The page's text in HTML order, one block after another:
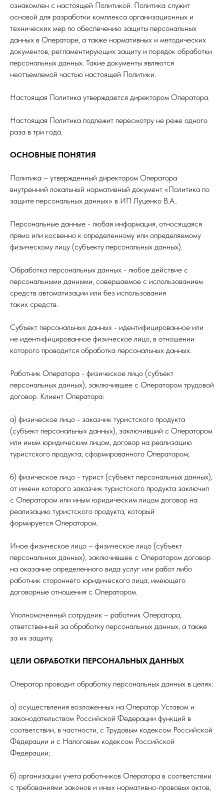
ознакомлен с настоящей Политикой. Политика служит
основой для разработки комплекса организационных и
технических мер по обеспечению защиты персональных
данных в Операторе, а также нормативных и методических
документов, регламентирующих защиту и порядок обработки
персональных данных. Такие документы являются
неотъемлемой частью настоящей Политики.
Настоящая Политика утверждается директором Оператора.
Настоящая Политика подлежит пересмотру не реже одного
раза в три года.
ОСНОВНЫЕ ПОНЯТИЯ
Политика – утвержденный директором Оператора
внутренний локальный нормативный документ «Политика по
защите персональных данных» в ИП Луценко В.А..
Персональные данные - любая информация, относящаяся
прямо или косвенно к определенному или определяемому
физическому лицу (субъекту персональных данных).
Обработка персональных данных - любое действие с
персональными данными, совершаемое с использованием
средств автоматизации или без использования
таких средств.
Субъект персональных данных - идентифицированное или
не идентифицированное физическое лицо, в отношении
которого проводится обработка персональных данных.
Работник Оператора - физическое лицо (субъект
персональных данных), заключившее с Оператором трудовой
договор. Клиент Оператора:
а) физическое лицо - заказчик туристского продукта
(субъект персональных данных), заключивший с Оператором
или иным юридическим лицом, договор на реализацию
туристского продукта, сформированного Оператором;
б) физическое лицо - турист (субъект персональных данных),
от имени которого заказчик туристского продукта заключил
с Оператором или иным юридическим лицом договор на
реализацию туристского продукта, который
формируется Оператором.
Иное физическое лицо – физическое лицо (субъект
персональных данных), заключившее с Оператором договор
на оказание определенного вида услуг или работ либо
работник стороннего юридического лица, имеющего
договорные отношения с Оператором.
Уполномоченный сотрудник – работник Оператора,
ответственный за обработку персональных данных, а также
за их защиту.
ЦЕЛИ ОБРАБОТКИ ПЕРСОНАЛЬНЫХ ДАННЫХ
Оператор проводит обработку персональных данных в целях:
а) осуществления возложенных на Оператор Уставом и
законодательством Российской Федерации функций в
соответствии, в частности, с Трудовым кодексом Российской
Федерации и с Налоговым кодексом Российской
Федерации;
б) организации учета работников Оператора в соответствии
с требованиями законов и иных нормативно-правовых актов,